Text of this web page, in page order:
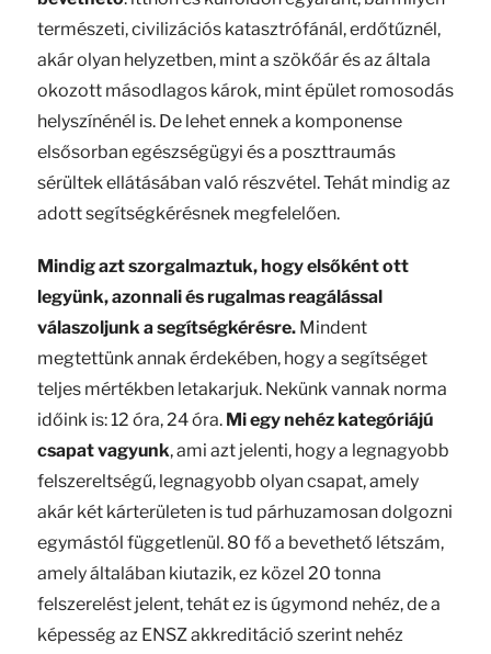
természeti, civilizációs katasztrófánál, erdőtűznél,
akár olyan helyzetben, mint a szökőár és az általa
okozott másodlagos károk, mint épület romosodás
helyszínénél is. De lehet ennek a komponense
elsősorban egészségügyi és a poszttraumás
sérültek ellátásában való részvétel. Tehát mindig az
adott segítségkérésnek megfelelően.
Mindig azt szorgalmaztuk, hogy elsőként ott
legyünk, azonnali és rugalmas reagálással
válaszoljunk a segítségkérésre.Mindent
megtettünk annak érdekében, hogy a segítséget
teljes mértékben letakarjuk. Nekünk vannak norma
időink is: 12 óra, 24 óra. Mi egy nehéz kategóriájú
csapat vagyunk, ami azt jelenti, hogy a legnagyobb
felszereltségű, legnagyobb olyan csapat, amely
akár két kárterületen is tud párhuzamosan dolgozni
egymástól függetlenül. 80 fő a bevethető létszám,
amely általában kiutazik, ez közel 20 tonna
felszerelést jelent, tehát ez is úgymond nehéz, de a
képesség az ENSZ akkreditáció szerint nehéz